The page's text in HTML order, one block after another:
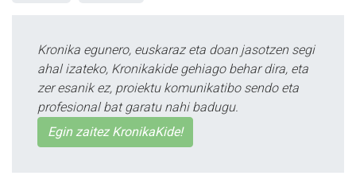
Kronika egunero, euskaraz eta doan jasotzen segi
ahal izateko, Kronikakide gehiago behar dira, eta
zer esanik ez, proiektu komunikatibo sendo eta
profesional bat garatu nahi badugu.
Egin zaitez KronikaKide!